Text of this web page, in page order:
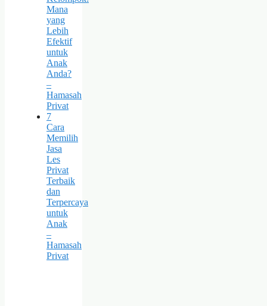
Mana
yang
Lebih
Efektif
untuk
Anak
Anda?
–
Hamasah
Privat
7
Cara
Memilih
Jasa
Les
Privat
Terbaik
dan
Terpercaya
untuk
Anak
–
Hamasah
Privat